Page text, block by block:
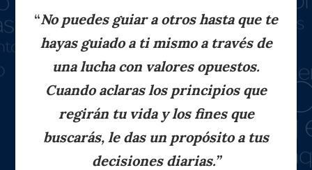
“No puedes guiar a otros hasta que te
hayas guiado a ti mismo a través de
una lucha con valores opuestos.
Cuando aclaras los principios que
regirán tu vida y los fines que
buscarás, le das un propósito a tus
decisiones diarias.”